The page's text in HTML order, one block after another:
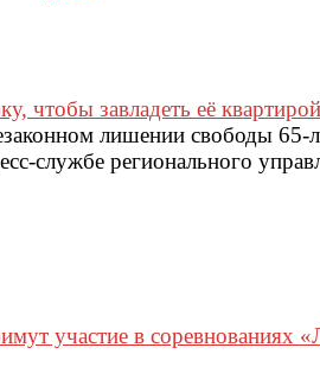
чтобы завладеть её квартирой
лишении свободы
службе регионального
участие в соревнованиях